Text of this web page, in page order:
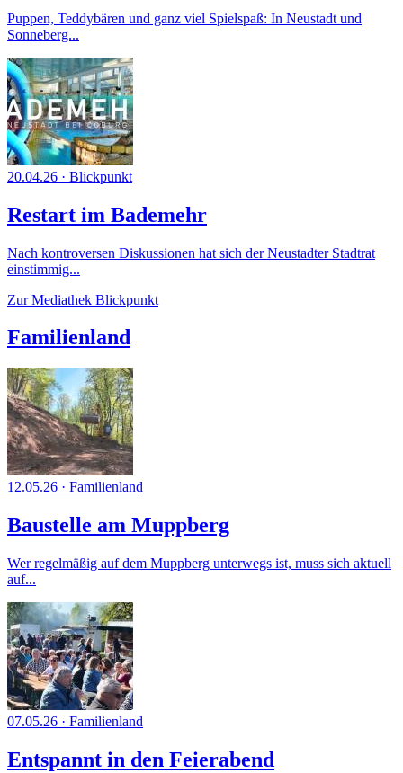
Puppen, Teddybären und ganz viel Spielspaß: In Neustadt und
Sonneberg...
20.04.26 · Blickpunkt
Restart im Bademehr
Nach kontroversen Diskussionen hat sich der Neustadter Stadtrat
einstimmig...
Zur Mediathek Blickpunkt
Familienland
12.05.26 · Familienland
Baustelle am Muppberg
Wer regelmäßig auf dem Muppberg unterwegs ist, muss sich aktuell
auf...
07.05.26 · Familienland
Entspannt in den Feierabend